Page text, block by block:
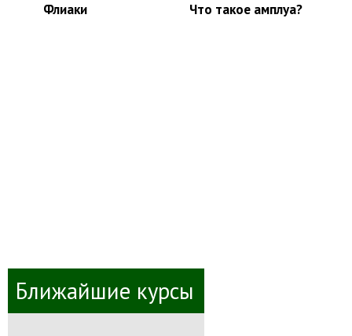
Флиаки Что такое амплуа?
Ближайшие курсы